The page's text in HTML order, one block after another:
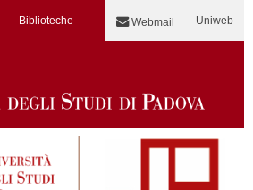
Webmail Uniweb
Biblioteche